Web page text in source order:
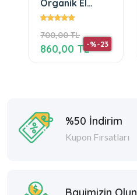
Organik El
Çantası
700,00 TL
-%-23
860,00 TL
%50 İndirim
Kupon Fırsatları